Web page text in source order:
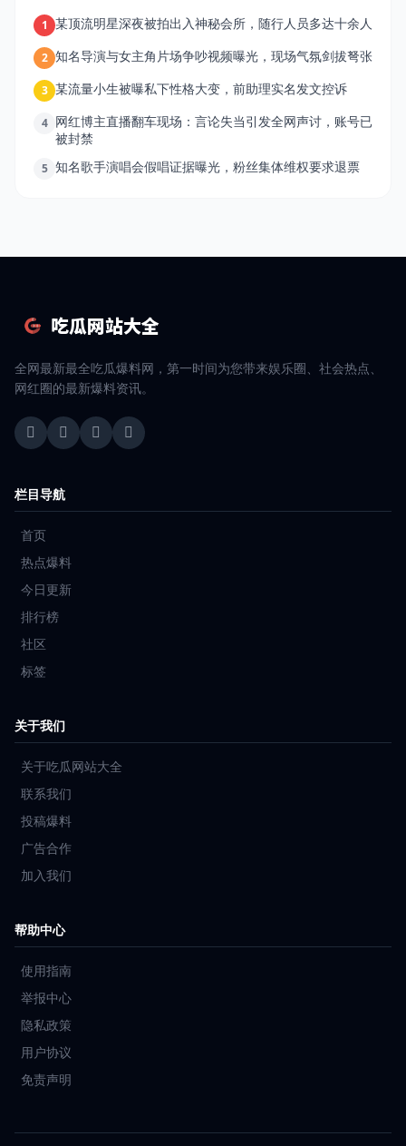
1 某顶流明星深夜被拍出入神秘会所，随行人员多达十余人
2 知名导演与女主角片场争吵视频曝光，现场气氛剑拔弩张
3 某流量小生被曝私下性格大变，前助理实名发文控诉
4 网红博主直播翻车现场：言论失当引发全网声讨，账号已
被封禁
5 知名歌手演唱会假唱证据曝光，粉丝集体维权要求退票
吃瓜网站大全
全网最新最全吃瓜爆料网，第一时间为您带来娱乐圈、社会热点、
网红圈的最新爆料资讯。
栏目导航
首页
热点爆料
今日更新
排行榜
社区
标签
关于我们
关于吃瓜网站大全
联系我们
投稿爆料
广告合作
加入我们
帮助中心
使用指南
举报中心
隐私政策
用户协议
免责声明